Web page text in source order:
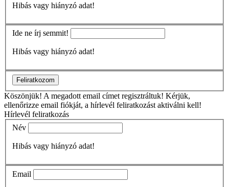
Hibás vagy hiányzó adat!
Ide ne írj semmit!
Hibás vagy hiányzó adat!
Feliratkozom
Köszönjük! A megadott email címet regisztráltuk! Kérjük,
ellenőrizze email fiókját, a hírlevél feliratkozást aktiválni kell!
Hírlevél feliratkozás
Név
Hibás vagy hiányzó adat!
Email